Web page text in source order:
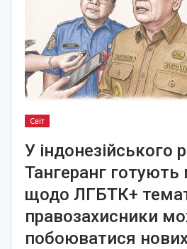
Світ
У індонезійського
Тангеранг готують
щодо ЛГБТК+
правозахисники
побоюватися